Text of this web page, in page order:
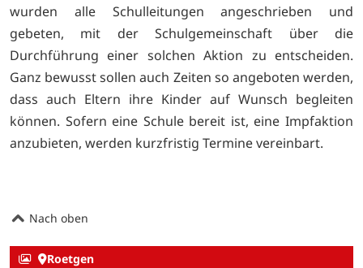
wurden alle Schulleitungen angeschrieben und
gebeten, mit der Schulgemeinschaft über die
Durchführung einer solchen Aktion zu entscheiden.
Ganz bewusst sollen auch Zeiten so angeboten werden,
dass auch Eltern ihre Kinder auf Wunsch begleiten
können. Sofern eine Schule bereit ist, eine Impfaktion
anzubieten, werden kurzfristig Termine vereinbart.
Nach oben
Roetgen